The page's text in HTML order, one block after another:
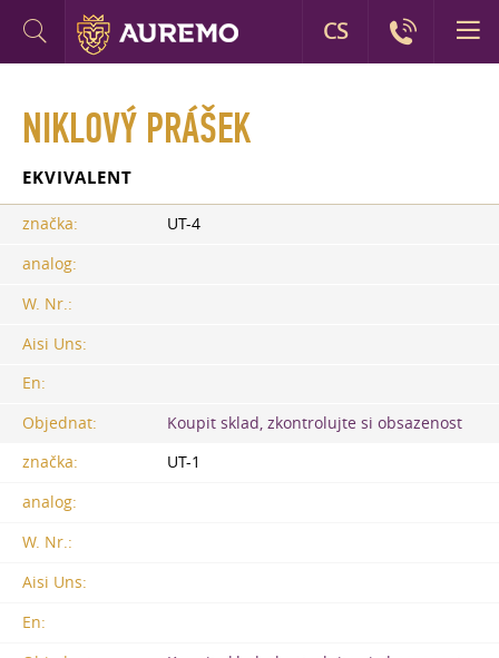
NIKLOVÝ PRÁŠEK
EKVIVALENT
značka:
UT-4
analog:
W. Nr.:
Aisi Uns:
En:
Objednat:
Koupit sklad, zkontrolujte si obsazenost
značka:
UT-1
analog:
W. Nr.:
Aisi Uns:
En:
CS